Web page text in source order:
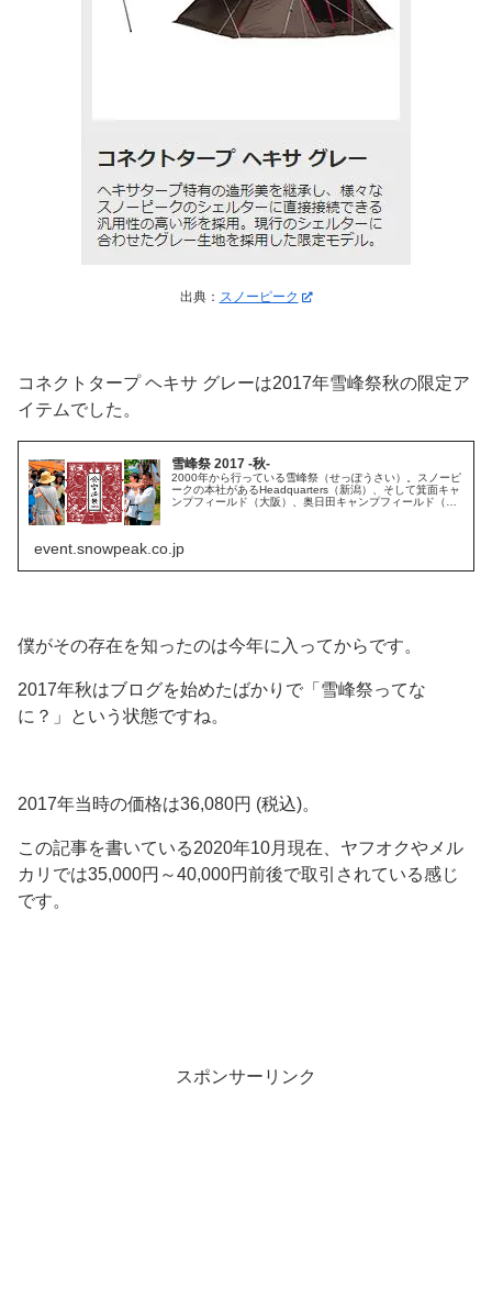
出典： スノーピーク
コネクトタープ ヘキサ グレーは2017年雪峰祭秋の限定ア
イテムでした。
雪峰祭 2017 -秋-
2000年から行っている雪峰祭（せっぽうさい）。スノーピ
ークの本社があるHeadquarters（新潟）、そして箕面キャ
ンプフィールド（大阪）、奥日田キャンプフィールド（大
event.snowpeak.co.jp
僕がその存在を知ったのは今年に入ってからです。
2017年秋はブログを始めたばかりで「雪峰祭ってな
に？」という状態ですね。
2017年当時の価格は36,080円 (税込)。
この記事を書いている2020年10月現在、ヤフオクやメル
カリでは35,000円～40,000円前後で取引されている感じ
です。
スポンサーリンク